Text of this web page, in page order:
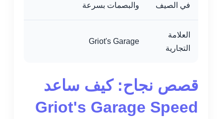
في الصيف
والبصمات بسرعة
العلامة
التجارية
Griot's Garage
قصص نجاح: كيف ساعد
Griot's Garage Speed